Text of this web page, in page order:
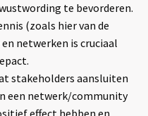
te bevorderen.
(zoals hier van de
netwerken is cruciaal
stakeholders aansluiten
een netwerk/community
effect hebben en